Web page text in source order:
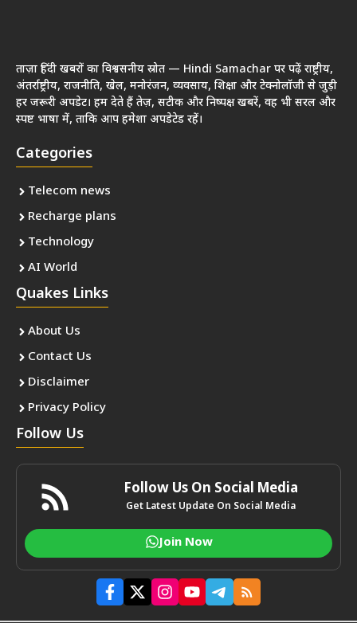
ताज़ा हिंदी खबरों का विश्वसनीय स्रोत — Hindi Samachar पर पढ़ें राष्ट्रीय,
अंतर्राष्ट्रीय, राजनीति, खेल, मनोरंजन, व्यवसाय, शिक्षा और टेक्नोलॉजी से जुड़ी
हर जरूरी अपडेट। हम देते हैं तेज़, सटीक और निष्पक्ष खबरें, वह भी सरल और
स्पष्ट भाषा में, ताकि आप हमेशा अपडेटेड रहें।
Categories
Telecom news
Recharge plans
Technology
AI World
Quakes Links
About Us
Contact Us
Disclaimer
Privacy Policy
Follow Us
Follow Us On Social Media
Get Latest Update On Social Media
Join Now